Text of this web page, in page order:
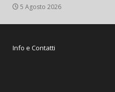
5 Agosto 2026
Info e Contatti